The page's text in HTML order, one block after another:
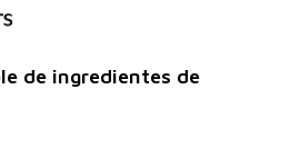
de ingredientes de